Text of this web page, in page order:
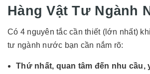
Hàng Vật Tư Ngành
Có 4 nguyên tắc cần thiết (lớn nhất)
tư ngành nước bạn cần nắm rõ:
Thứ nhất, quan tâm đến nhu cầu,